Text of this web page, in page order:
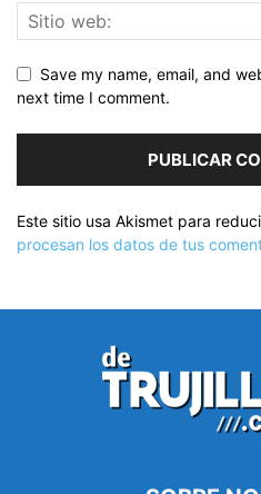
Save my name, email, and
next time I comment.
Este sitio usa Akismet para
procesan los datos de tus